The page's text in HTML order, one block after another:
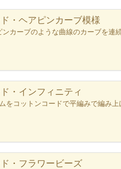
・ヘアピンカーブ模様
カーブのような曲線のカーブを連
・インフィニティ
コットンコードで平編みで編み上
・フラワービーズ